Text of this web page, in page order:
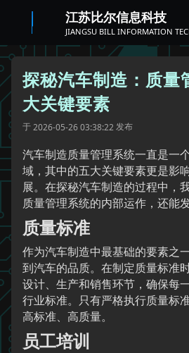
江苏比尔信息科技
JIANGSU BILL INFORMATION
探秘汽车制造：质量
大关键要素
于2026-05-26 03:38:22发布
汽车制造质量管理系统一直是一
域，其中的五大关键要素更是影
展。在探秘汽车制造的过程中，
质量管理系统的内部运作，还能
质量标准
作为汽车制造中最基础的要素之
到汽车的品质。在制定质量标准
设计、生产和销售环节，确保每
行业标准。只有严格执行质量标
高标准、高质量。
员工培训